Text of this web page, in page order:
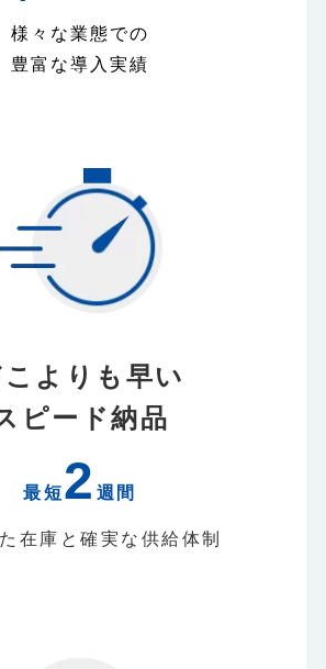
様々な業態での
豊富な導入実績
こよりも早い
ピード納品
最短2 週間
在庫と確実な供給体制